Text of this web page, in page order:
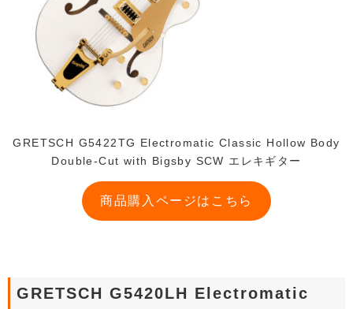
GRETSCH G5422TG Electromatic Classic Hollow Body
Double-Cut with Bigsby SCW エレキギター
商品購入ページはこちら
GRETSCH G5420LH Electromatic